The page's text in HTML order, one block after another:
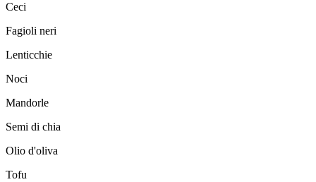
Ceci
Fagioli neri
Lenticchie
Noci
Mandorle
Semi di chia
Olio d'oliva
Tofu